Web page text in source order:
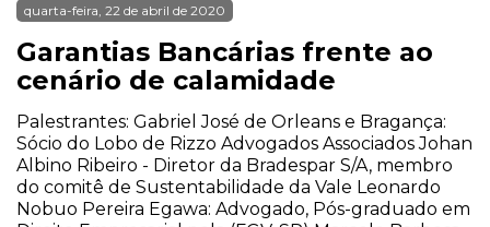
quarta-feira, 22 de abril de 2020
Garantias Bancárias frente ao
cenário de calamidade
Palestrantes: Gabriel José de Orleans e Bragança:
Sócio do Lobo de Rizzo Advogados Associados Johan
Albino Ribeiro - Diretor da Bradespar S/A, membro
do comitê de Sustentabilidade da Vale Leonardo
Nobuo Pereira Egawa: Advogado, Pós-graduado em